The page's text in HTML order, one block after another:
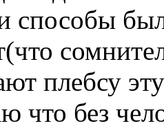
способы
плебсу
что без